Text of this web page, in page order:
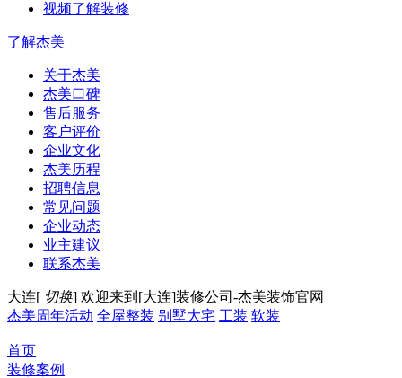
视频了解装修
了解杰美
关于杰美
杰美口碑
售后服务
客户评价
企业文化
杰美历程
招聘信息
常见问题
企业动态
业主建议
联系杰美
大连[ 切换] 欢迎来到[大连]装修公司-杰美装饰官网
杰美周年活动 全屋整装 别墅大宅 工装 软装
首页
装修案例